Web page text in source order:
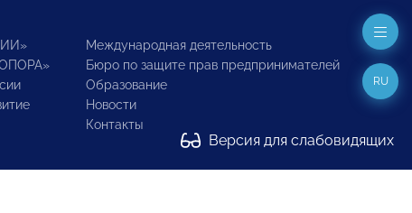
Международная деятельность
Бюро по защите прав предпринимателей
Образование
Новости
Контакты
Версия для слабовидящих
RU